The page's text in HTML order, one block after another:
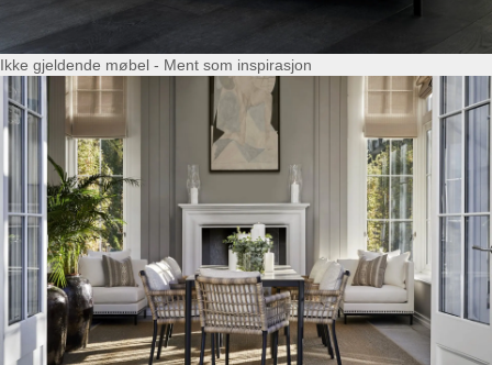
Ikke gjeldende møbel - Ment som inspirasjon